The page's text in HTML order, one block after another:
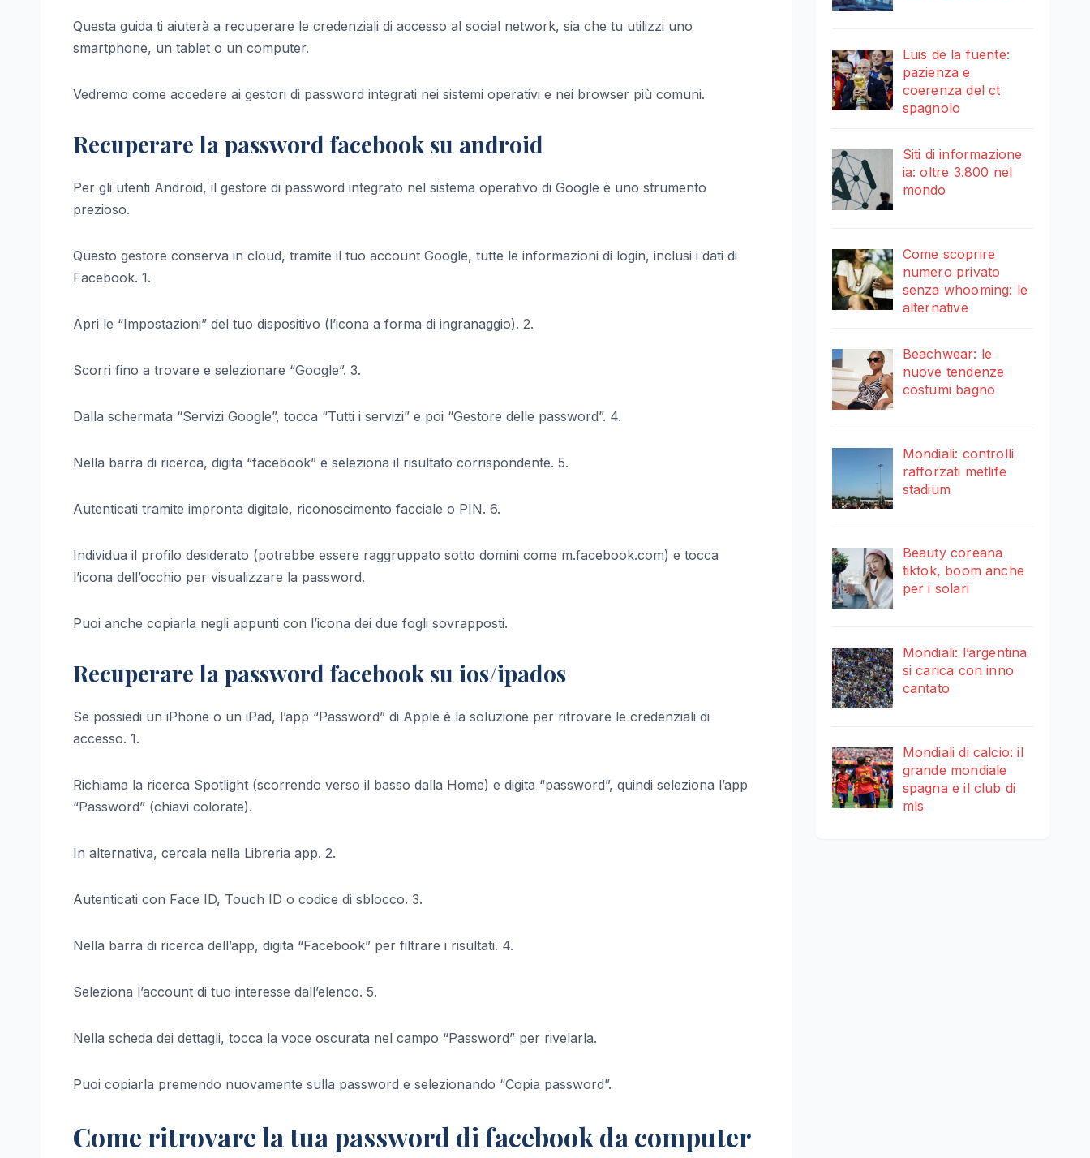
Questa guida ti aiuterà a recuperare le credenziali di accesso al social network, sia che tu utilizzi uno
smartphone, un tablet o un computer.
Vedremo come accedere ai gestori di password integrati nei sistemi operativi e nei browser più comuni.
Recuperare la password facebook su android
Per gli utenti Android, il gestore di password integrato nel sistema operativo di Google è uno strumento
prezioso.
Questo gestore conserva in cloud, tramite il tuo account Google, tutte le informazioni di login, inclusi i dati di
Facebook. 1.
Apri le “Impostazioni” del tuo dispositivo (l’icona a forma di ingranaggio). 2.
Scorri fino a trovare e selezionare “Google”. 3.
Dalla schermata “Servizi Google”, tocca “Tutti i servizi” e poi “Gestore delle password”. 4.
Nella barra di ricerca, digita “facebook” e seleziona il risultato corrispondente. 5.
Autenticati tramite impronta digitale, riconoscimento facciale o PIN. 6.
Individua il profilo desiderato (potrebbe essere raggruppato sotto domini come m.facebook.com) e tocca
l’icona dell’occhio per visualizzare la password.
Puoi anche copiarla negli appunti con l’icona dei due fogli sovrapposti.
Recuperare la password facebook su ios/ipados
Se possiedi un iPhone o un iPad, l’app “Password” di Apple è la soluzione per ritrovare le credenziali di
accesso. 1.
Richiama la ricerca Spotlight (scorrendo verso il basso dalla Home) e digita “password”, quindi seleziona l’app
“Password” (chiavi colorate).
In alternativa, cercala nella Libreria app. 2.
Autenticati con Face ID, Touch ID o codice di sblocco. 3.
Nella barra di ricerca dell’app, digita “Facebook” per filtrare i risultati. 4.
Seleziona l’account di tuo interesse dall’elenco. 5.
Nella scheda dei dettagli, tocca la voce oscurata nel campo “Password” per rivelarla.
Puoi copiarla premendo nuovamente sulla password e selezionando “Copia password”.
Come ritrovare la tua password di facebook da computer
Luis de la fuente:
pazienza e
coerenza del ct
spagnolo
Siti di informazione
ia: oltre 3.800 nel
mondo
Come scoprire
numero privato
senza whooming: le
alternative
Beachwear: le
nuove tendenze
costumi bagno
Mondiali: controlli
rafforzati metlife
stadium
Beauty coreana
tiktok, boom anche
per i solari
Mondiali: l’argentina
si carica con inno
cantato
Mondiali di calcio: il
grande mondiale
spagna e il club di
mls